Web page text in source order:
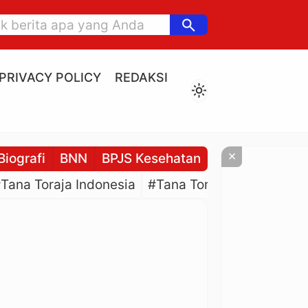
search
PRIVACY POLICY
REDAKSI
light_mode
BNN BPJS Kesehatan BPJS
Toraja Indonesia #Tana Toraja Culture
×